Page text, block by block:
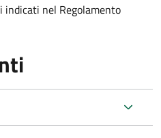
indicati nel Regolamento